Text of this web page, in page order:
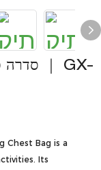
Chest Bag is a
Its